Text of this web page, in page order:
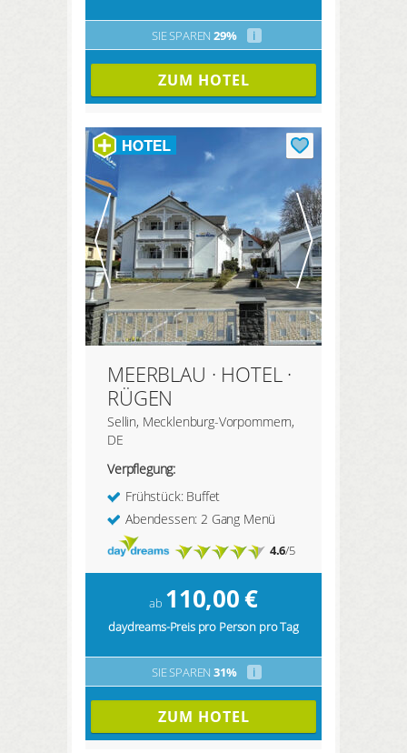
SIE SPAREN 29% i
ZUM HOTEL
MEERBLAU · HOTEL ·
RÜGEN
Sellin, Mecklenburg-Vorpommern,
DE
Verpflegung:
Frühstück: Buffet
Abendessen: 2 Gang Menü
4.6/5
ab 110,00€
daydreams-Preis pro Person pro Tag
SIE SPAREN 31% i
ZUM HOTEL